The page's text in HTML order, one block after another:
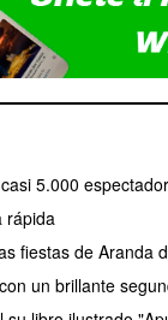
5.000
rápida
fiestas de Aranda
un brillante